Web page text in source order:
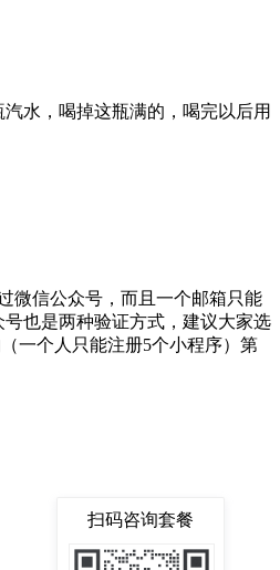
水，喝掉这瓶满的，喝完以后用
微信公众号，而且一个邮箱只能
也是两种验证方式，建议大家选
一个人只能注册5个小程序）第
扫码咨询套餐